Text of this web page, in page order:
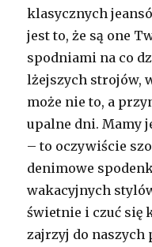
klasycznych
jest to, że są one
spodniami na co
lżejszych strojów,
może nie to, a
upalne dni. Mamy
– to oczywiście
denimowe
wakacyjnych
świetnie i czuć się
zajrzyj do